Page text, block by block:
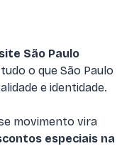
São Paulo
o que São Paulo
e identidade.
movimento vira
especiais na